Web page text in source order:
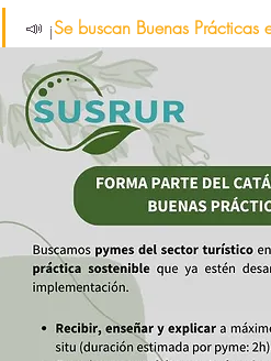
📣 ¡Se buscan Buenas Prácticas